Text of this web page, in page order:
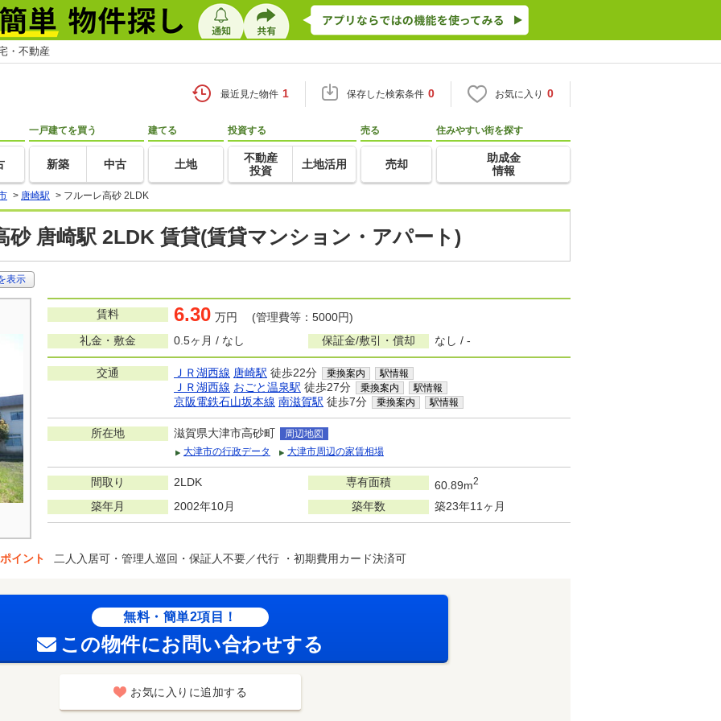
・不動産
最近見た物件 1 保存した検索条件 0 お気に入り 0
一戸建てを買う
新築 中古
建てる
土地
投資する
不動産
投資
土地活用
売る
売却
住みやすい街を探す
助成金
情報
> 唐崎駅 > フルーレ高砂 2LDK
砂 唐崎駅 2LDK 賃貸(賃貸マンション・アパート)
表示
賃料 6.30 万円 (管理費等：5000円)
礼金・敷金
0.5ヶ月 / なし 保証金/敷引・償却 なし / -
交通 ＪＲ湖西線 唐崎駅 徒歩22分 乗換案内 駅情報
ＪＲ湖西線 おごと温泉駅 徒歩27分 乗換案内 駅情報
京阪電鉄石山坂本線 南滋賀駅 徒歩7分 乗換案内 駅情報
所在地 滋賀県大津市高砂町
周辺地図
大津市の行政データ
大津市周辺の家賃相場
間取り 2LDK 専有面積 60.89m2
築年月 2002年10月 築年数 築23年11ヶ月
イント 二人入居可・管理人巡回・保証人不要／代行 ・初期費用カード決済可
無料・簡単2項目！
この物件にお問い合わせする
お気に入りに追加する